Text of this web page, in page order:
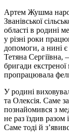
Артем Жушма
Званівської
області в родині
у різні роки
допомоги, а нині
Тетяна
бригади
пропрацювала
У родині
та Олексія. Саме
познайомився з
не раз їздив
Саме тоді й